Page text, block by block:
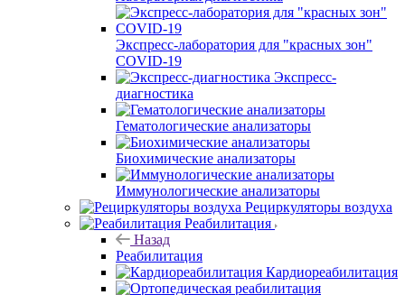
Экспресс-лаборатория для "красных зон"
COVID-19
Экспресс-
диагностика
Гематологические анализаторы
Биохимические анализаторы
Иммунологические анализаторы
Рециркуляторы воздуха
Реабилитация
Назад
Реабилитация
Кардиореабилитация